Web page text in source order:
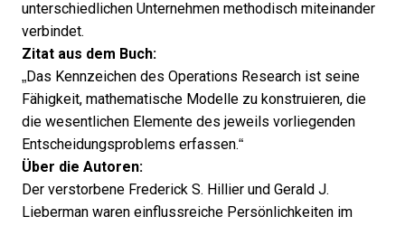
unterschiedlichen Unternehmen methodisch miteinander
verbindet.
Zitat aus dem Buch:
„Das Kennzeichen des Operations Research ist seine
Fähigkeit, mathematische Modelle zu konstruieren, die
die wesentlichen Elemente des jeweils vorliegenden
Entscheidungsproblems erfassen.“
Über die Autoren:
Der verstorbene Frederick S. Hillier und Gerald J.
Lieberman waren einflussreiche Persönlichkeiten im